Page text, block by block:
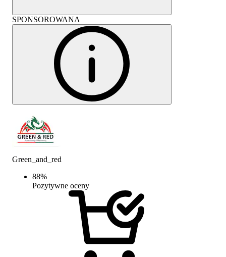
SPONSOROWANA
Green_and_red
88%
Pozytywne oceny